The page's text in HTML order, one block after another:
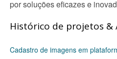
por soluções eficazes e
Histórico de projetos &
Cadastro de imagens em